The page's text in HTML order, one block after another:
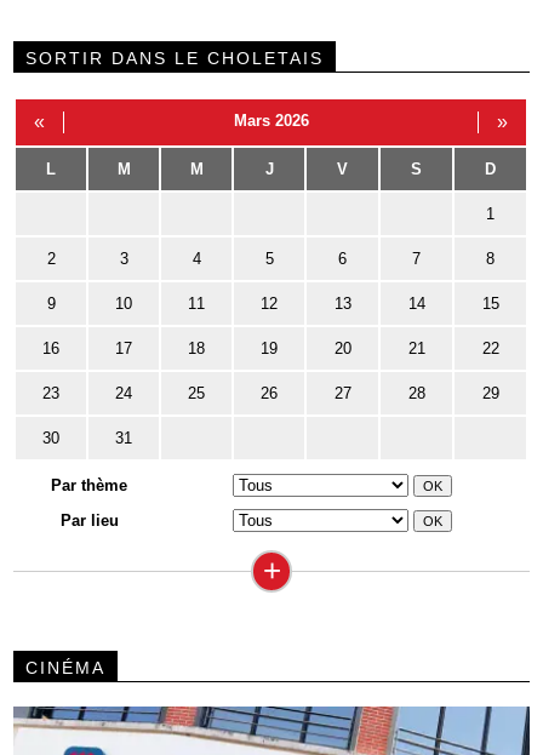
SORTIR DANS LE CHOLETAIS
« Mars 2026 »
L M M J V S D
1
2 3 4 5 6 7 8
9 10 11 12 13 14 15
16 17 18 19 20 21 22
23 24 25 26 27 28 29
30 31
Par thème
Par lieu
+
CINÉMA